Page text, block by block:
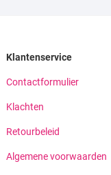
Klantenservice
Contactformulier
Klachten
Retourbeleid
Algemene voorwaarden